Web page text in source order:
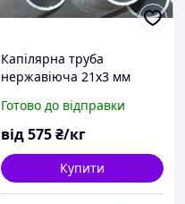
Капілярна труба
нержавіюча 21х3 мм
сталь від 3-х метрів.
Готово до відправки
від575₴/кг
Купити